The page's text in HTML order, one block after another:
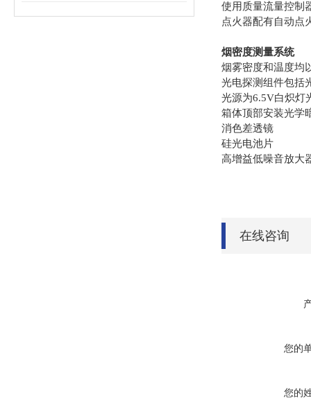
使用质量流量控制
点火器配有自动点
烟密度测量系统
烟雾密度和温度均
光电探测组件包括
光源为6.5V白炽灯
箱体顶部安装光学
消色差透镜
硅光电池片
高增益低噪音放大
在线咨询
您的
您的